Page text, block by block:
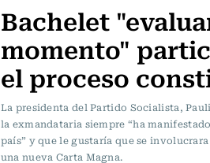
Bachelet
momento"
el proceso
La presidenta del Partido Socialista,
la exmandataria siempre “ha
país” y que le gustaría que se
una nueva Carta Magna.